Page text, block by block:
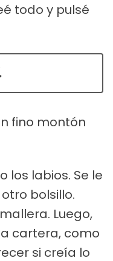
todo y pulsé
fino montón
los labios. Se le
bolsillo.
Luego,
cartera, como
si creía lo